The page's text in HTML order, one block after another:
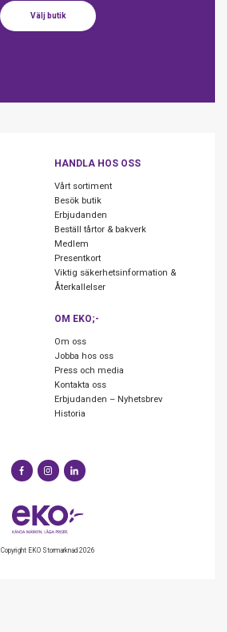
Välj butik
HANDLA HOS OSS
Vårt sortiment
Besök butik
Erbjudanden
Beställ tårtor & bakverk
Medlem
Presentkort
Viktig säkerhetsinformation &
Återkallelser
OM EKO;-
Om oss
Jobba hos oss
Press och media
Kontakta oss
Erbjudanden – Nyhetsbrev
Historia
Copyright EKO Stormarknad 2026